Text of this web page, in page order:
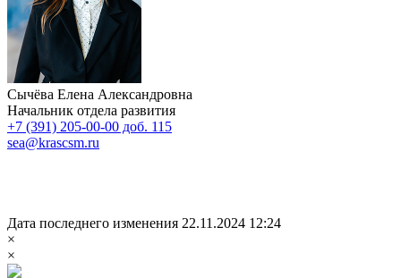
Сычёва Елена Александровна
Начальник отдела развития
+7 (391) 205-00-00 доб. 115
sea@krascsm.ru
Дата последнего изменения 22.11.2024 12:24
×
×